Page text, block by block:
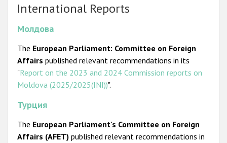
International Reports
Молдова
The European Parliament: Committee on Foreign
Affairs published relevant recommendations in its
"Report on the 2023 and 2024 Commission reports on
Moldova (2025/2025(INI))".
Турция
The European Parliament's Committee on Foreign
Affairs (AFET) published relevant recommendations in